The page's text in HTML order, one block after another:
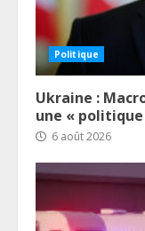
Politique
Ukraine :
une «
6 août 2026